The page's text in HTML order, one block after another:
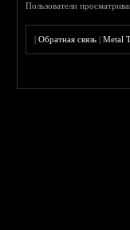
Пользователи
|Обратная связь |Metal